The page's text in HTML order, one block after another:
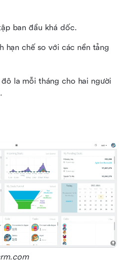
ban đầu khá dốc.
hạn chế so với các nền tảng
la mỗi tháng cho hai người